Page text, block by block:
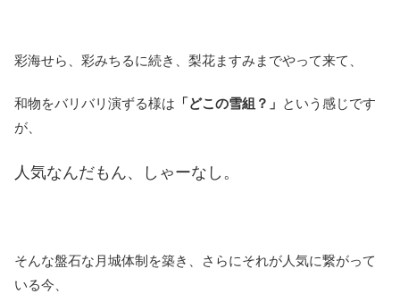
彩海せら、彩みちるに続き、梨花ますみまでやって来て、
和物をバリバリ演ずる様は 「どこの雪組？」 という感じです
が、
人気なんだもん、しゃーなし。
そんな盤石な月城体制を築き、さらにそれが人気に繋がって
いる今、